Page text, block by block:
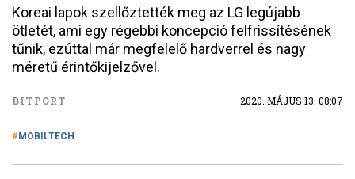
Koreai lapok szellőztették meg az LG legújabb
ötletét, ami egy régebbi koncepció felfrissítésének
tűnik, ezúttal már megfelelő hardverrel és nagy
méretű érintőkijelzővel.
BITPORT 2020. MÁJUS 13. 08:07
MOBILTECH